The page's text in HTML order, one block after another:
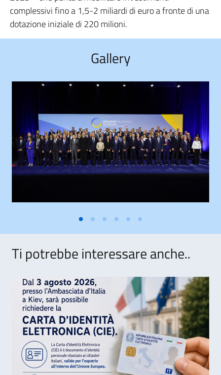
complessivi fino a 1,5-2 miliardi di euro a fronte di una
dotazione iniziale di 220 milioni.
Gallery
Ti potrebbe interessare anche..